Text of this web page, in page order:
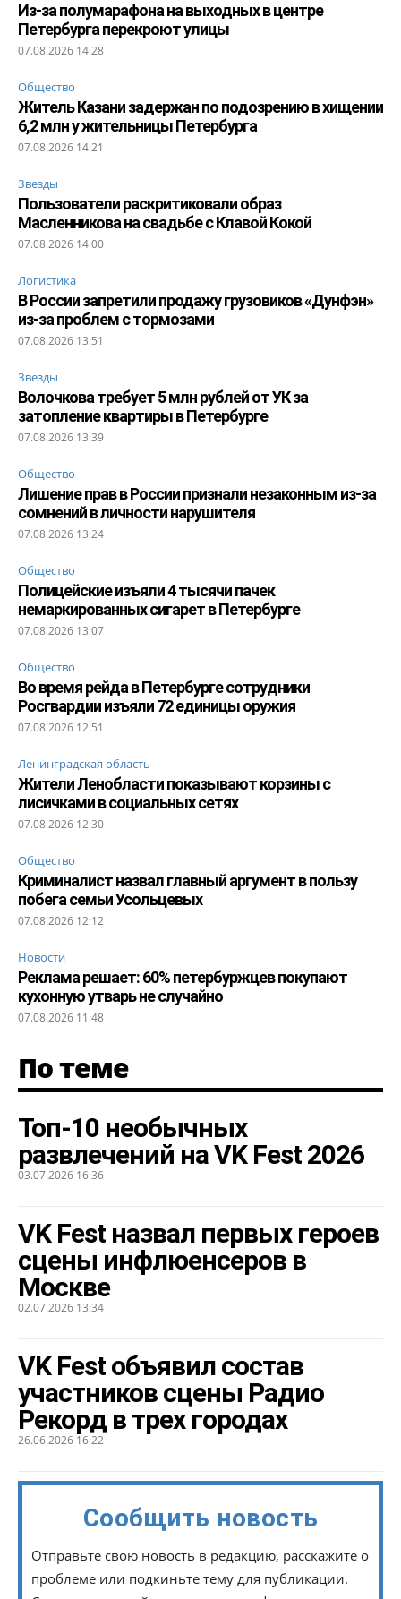
Из-за полумарафона на выходных в центре
Петербурга перекроют улицы
07.08.2026 14:28
Общество
Житель Казани задержан по подозрению в хищении
6,2 млн у жительницы Петербурга
07.08.2026 14:21
Звезды
Пользователи раскритиковали образ
Масленникова на свадьбе с Клавой Кокой
07.08.2026 14:00
Логистика
В России запретили продажу грузовиков «Дунфэн»
из-за проблем с тормозами
07.08.2026 13:51
Звезды
Волочкова требует 5 млн рублей от УК за
затопление квартиры в Петербурге
07.08.2026 13:39
Общество
Лишение прав в России признали незаконным из-за
сомнений в личности нарушителя
07.08.2026 13:24
Общество
Полицейские изъяли 4 тысячи пачек
немаркированных сигарет в Петербурге
07.08.2026 13:07
Общество
Во время рейда в Петербурге сотрудники
Росгвардии изъяли 72 единицы оружия
07.08.2026 12:51
Ленинградская область
Жители Ленобласти показывают корзины с
лисичками в социальных сетях
07.08.2026 12:30
Общество
Криминалист назвал главный аргумент в пользу
побега семьи Усольцевых
07.08.2026 12:12
Новости
Реклама решает: 60% петербуржцев покупают
кухонную утварь не случайно
07.08.2026 11:48
По теме
Топ-10 необычных
развлечений на VK Fest 2026
03.07.2026 16:36
VK Fest назвал первых героев
сцены инфлюенсеров в
Москве
02.07.2026 13:34
VK Fest объявил состав
участников сцены Радио
Рекорд в трех городах
26.06.2026 16:22
Сообщить новость
Отправьте свою новость в редакцию, расскажите о
проблеме или подкиньте тему для публикации.